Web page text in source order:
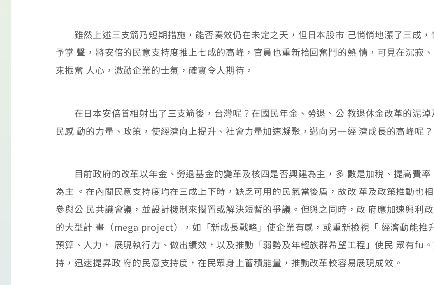
雖然上述三支箭乃短期措施，能否奏效仍在未定之天，但日本股市 己悄悄地漲了三成，
予掌 聲，將安倍的民意支持度推上七成的高峰，官員也重新拾回奮鬥的熱 情，可見在沉寂
來振奮 人心，激勵企業的士氣，確實令人期待。
在日本安倍首相射出了三支箭後，台灣呢？在國民年金、勞退、公 教退休金改革的泥淖
民感 動的力量、政策，使經濟向上提升、社會力量加速凝聚，邁向另一經 濟成長的高峰呢？
目前政府的改革以年金、勞退基金的變革及核四是否興建為主，多 數是加稅、提高費率
為主 。在內閣民意支持度均在三成上下時，缺乏可用的民氣當後盾，故改 革及政策推動也
參與公 民共識會議，並設計機制來擱置或解決短暫的爭議。但與之同時，政 府應加速興利
的大型計 畫（mega project），如「新成長戰略」使企業有感，或重新檢視「 經濟動能推
預算、人力， 展現執行力、做出績效，以及推動「弱勢及年輕族群希望工程」使民 眾有fu
持，迅速提昇政 府的民意支持度，在民眾身上蓄積能量，推動改革較容易展現成效。